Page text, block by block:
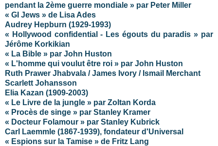
pendant la 2ème guerre mondiale » par Peter Miller
« GI Jews » de Lisa Ades
Audrey Hepburn (1929-1993)
« Hollywood confidential - Les égouts du paradis » par
Jérôme Korkikian
« La Bible » par John Huston
« L'homme qui voulut être roi » par John Huston
Ruth Prawer Jhabvala / James Ivory / Ismail Merchant
Scarlett Johansson
Elia Kazan (1909-2003)
« Le Livre de la jungle » par Zoltan Korda
« Procès de singe » par Stanley Kramer
« Docteur Folamour » par Stanley Kubrick
Carl Laemmle (1867-1939), fondateur d'Universal
« Espions sur la Tamise » de Fritz Lang